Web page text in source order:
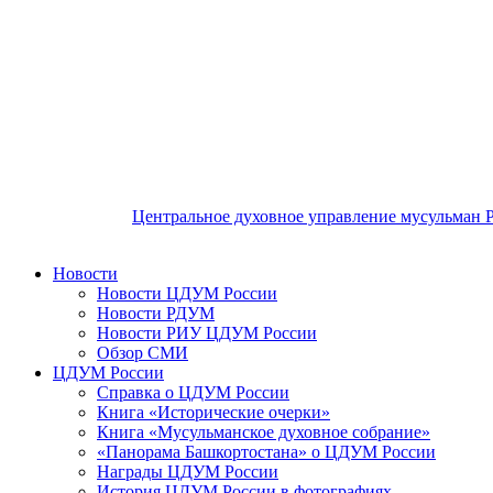
Центральное духовное управление мусульман
Новости
Новости ЦДУМ России
Новости РДУМ
Новости РИУ ЦДУМ России
Обзор СМИ
ЦДУМ России
Справка о ЦДУМ России
Книга «Исторические очерки»
Книга «Мусульманское духовное собрание»
«Панорама Башкортостана» о ЦДУМ России
Награды ЦДУМ России